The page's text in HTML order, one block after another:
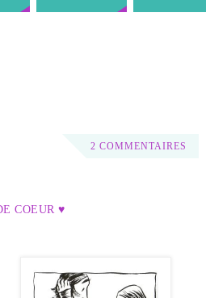
2 COMMENTAIRES
COEUR ♥